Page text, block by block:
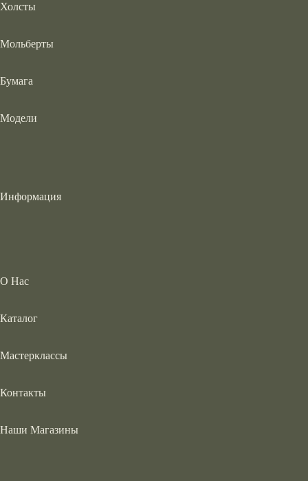
Холсты
Мольберты
Бумага
Модели
Информация
О Нас
Каталог
Мастерклассы
Контакты
Наши Магазины